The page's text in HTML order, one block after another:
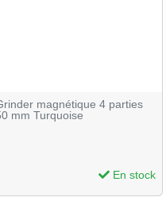
magnétique 4 parties
mm Turquoise
En stock